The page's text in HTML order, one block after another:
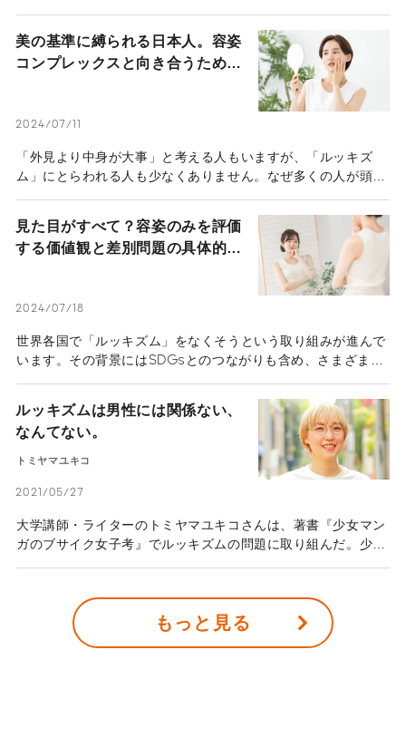
み出します。この記事では、ルッキズムについて解説します。
美の基準に縛られる日本人。容姿
コンプレックスと向き合うための
2024/07/11
「外見より中身が大事」と考える人もいますが、「ルッキズ
ム」にとらわれる人も少なくありません。なぜ多くの人が頭で
この記事では、容姿コンプレックスとルッキズムについて解説
します。
見た目がすべて？容姿のみを評価
する価値観と差別問題の具体的事
2024/07/18
世界各国で「ルッキズム」をなくそうという取り組みが進んで
います。その背景にはSDGsとのつながりも含め、さまざまな
ム」や「見た目問題」について解説します。
ルッキズムは男性には関係ない、
なんてない。
トミヤマユキコ
2021/05/27
大学講師・ライターのトミヤマユキコさんは、著書『少女マン
ガのブサイク女子考』でルッキズムの問題に取り組んだ。少女
認識、自己肯定感をめぐる新たな思考回路を開いてくれる。ト
ミヤマさんの研究の背景には、学生時代のフェミニズムへの目
覚めや、Web連載に新鮮な反応を受けたことがあったとい
もっと見る